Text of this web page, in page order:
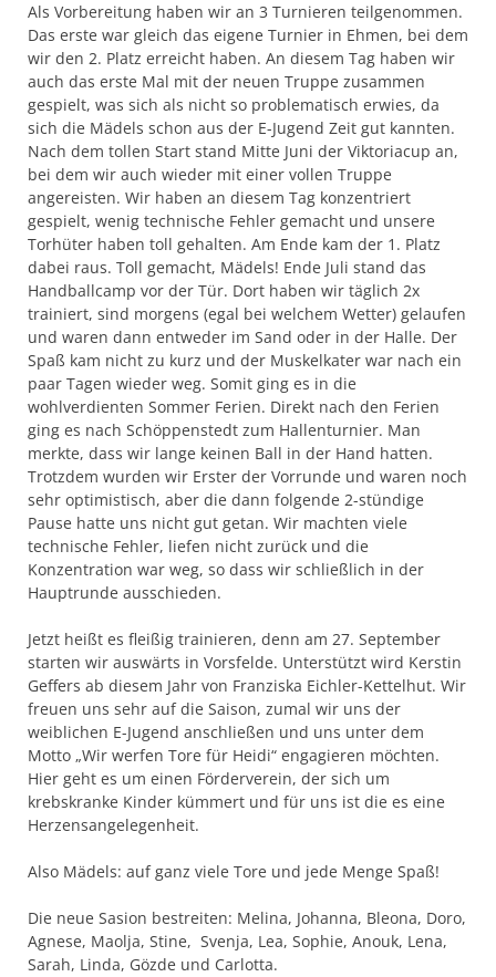
Als Vorbereitung haben wir an 3 Turnieren teilgenommen.
Das erste war gleich das eigene Turnier in Ehmen, bei dem
wir den 2. Platz erreicht haben. An diesem Tag haben wir
auch das erste Mal mit der neuen Truppe zusammen
gespielt, was sich als nicht so problematisch erwies, da
sich die Mädels schon aus der E-Jugend Zeit gut kannten.
Nach dem tollen Start stand Mitte Juni der Viktoriacup an,
bei dem wir auch wieder mit einer vollen Truppe
angereisten. Wir haben an diesem Tag konzentriert
gespielt, wenig technische Fehler gemacht und unsere
Torhüter haben toll gehalten. Am Ende kam der 1. Platz
dabei raus. Toll gemacht, Mädels! Ende Juli stand das
Handballcamp vor der Tür. Dort haben wir täglich 2x
trainiert, sind morgens (egal bei welchem Wetter) gelaufen
und waren dann entweder im Sand oder in der Halle. Der
Spaß kam nicht zu kurz und der Muskelkater war nach ein
paar Tagen wieder weg. Somit ging es in die
wohlverdienten Sommer Ferien. Direkt nach den Ferien
ging es nach Schöppenstedt zum Hallenturnier. Man
merkte, dass wir lange keinen Ball in der Hand hatten.
Trotzdem wurden wir Erster der Vorrunde und waren noch
sehr optimistisch, aber die dann folgende 2-stündige
Pause hatte uns nicht gut getan. Wir machten viele
technische Fehler, liefen nicht zurück und die
Konzentration war weg, so dass wir schließlich in der
Hauptrunde ausschieden.
Jetzt heißt es fleißig trainieren, denn am 27. September
starten wir auswärts in Vorsfelde. Unterstützt wird Kerstin
Geffers ab diesem Jahr von Franziska Eichler-Kettelhut. Wir
freuen uns sehr auf die Saison, zumal wir uns der
weiblichen E-Jugend anschließen und uns unter dem
Motto „Wir werfen Tore für Heidi“ engagieren möchten.
Hier geht es um einen Förderverein, der sich um
krebskranke Kinder kümmert und für uns ist die es eine
Herzensangelegenheit.
Also Mädels: auf ganz viele Tore und jede Menge Spaß!
Die neue Sasion bestreiten: Melina, Johanna, Bleona, Doro,
Agnese, Maolja, Stine, Svenja, Lea, Sophie, Anouk, Lena,
Sarah, Linda, Gözde und Carlotta.